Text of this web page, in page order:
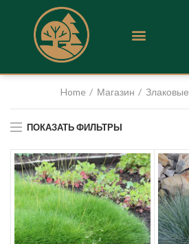
Home Магазин Злаковые
ПОКАЗАТЬ ФИЛЬТРЫ